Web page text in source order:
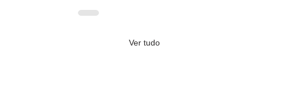
Ver tudo